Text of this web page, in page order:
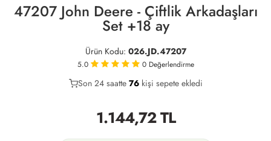
47207 John Deere - Çiftlik Arkadaşları
Set +18 ay
Ürün Kodu: 026.JD.47207
5.0 0 Değerlendirme
37
Son 24 saatte 76 kişi sepete ekledi
22
1.144,72TL